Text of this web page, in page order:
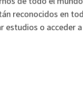
reconocidos en
estudios o acceder